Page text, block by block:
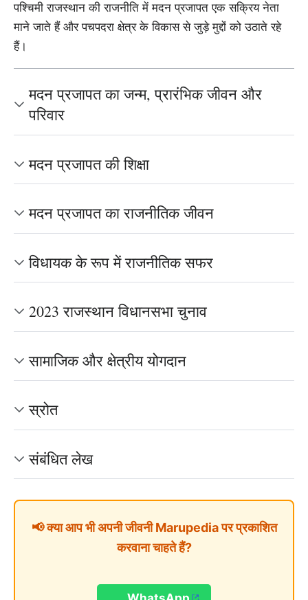
पश्चिमी राजस्थान की राजनीति में मदन प्रजापत एक सक्रिय नेता
माने जाते हैं और पचपदरा क्षेत्र के विकास से जुड़े मुद्दों को उठाते रहे
हैं।
मदन प्रजापत का जन्म, प्रारंभिक जीवन और
परिवार
मदन प्रजापत की शिक्षा
मदन प्रजापत का राजनीतिक जीवन
विधायक के रूप में राजनीतिक सफर
2023 राजस्थान विधानसभा चुनाव
सामाजिक और क्षेत्रीय योगदान
स्रोत
संबंधित लेख
📢 क्या आप भी अपनी जीवनी Marupedia पर प्रकाशित
करवाना चाहते हैं?